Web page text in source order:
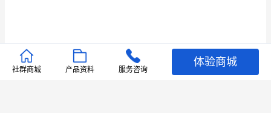
推荐文章
社群商城 产品资料 服务咨询
体验商城